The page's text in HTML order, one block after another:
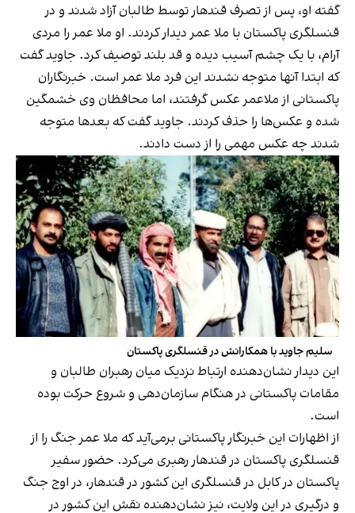
گفته او، پس از تصرف قندهار توسط طالبان آزاد شدند و در
قنسلگری پاکستان با ملا عمر دیدار کردند. او ملا عمر را مردی
آرام، با یک چشم آسیب دیده و قد بلند توصیف کرد. جاوید گفت
که ابتدا آنها‌ متوجه نشدند این فرد ملا عمر است. خبرنگاران
پاکستانی از ملاعمر عکس گرفتند، اما محافظان وی خشمگین
شده و عکس‌ها را حذف کردند. جاوید گفت که بعدها متوجه
شدند چه عکس مهمی را از دست دادند.
سلیم جاوید با همکارانش در قنسلگری پاکستان
این دیدار نشان‌دهنده ارتباط نزدیک میان رهبران طالبان و
مقامات پاکستانی در هنگام سازمان‌دهی و شروع حرکت بوده
است.
از اظهارات این خبرنگار پاکستانی برمی‌آید که ملا عمر جنگ را از
قنسلگری پاکستان در قندهار رهبری می‌کرد. حضور سفیر
پاکستان در کابل در قنسلگری این کشور در قندهار، در اوج جنگ
و درگیری در این ولایت، نیز نشان‌دهنده نقش این کشور در